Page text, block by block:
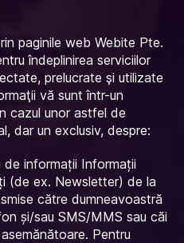
paginile web Webite Pte.
îndeplinirea serviciilor
prelucrate şi utilizate
vă sunt într-un
cazul unor astfel de
dar un exclusiv, despre:
de informații Informații
(de ex. Newsletter) de la
către dumneavoastră
și/sau SMS/MMS sau căi
Pentru